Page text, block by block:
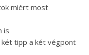
miért most
is
két tipp a két végpont